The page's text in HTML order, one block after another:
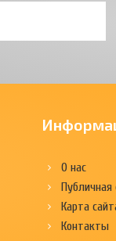
О нас
Публичная
Карта
Контакты